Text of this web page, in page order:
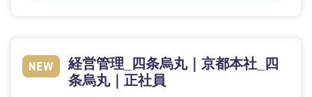
コンサル
タント
技術職（IT）、Webサービス・制作、ゲーム
倉庫・運輸・物流
転勤なし 海外勤務あり
経営管理_四条烏丸｜京都本社_四
条烏丸｜正社員